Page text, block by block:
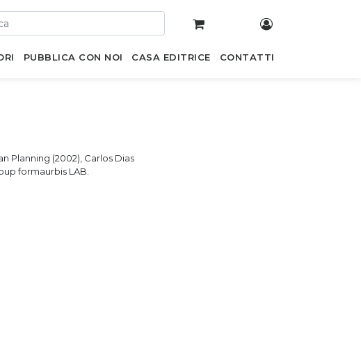
PUBBLICA CON NOI CASA EDITRICE CONTATTI
Planning (2002), Carlos Dias
formaurbis LAB.